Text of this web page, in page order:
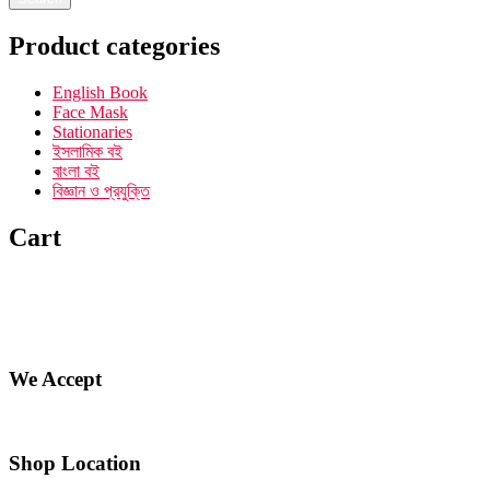
Product categories
English Book
Face Mask
Stationaries
ইসলামিক বই
বাংলা বই
বিজ্ঞান ও প্রযুক্তি
Cart
We Accept
Shop Location